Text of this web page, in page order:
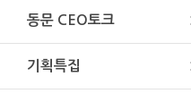
동문 CEO토크
기획특집